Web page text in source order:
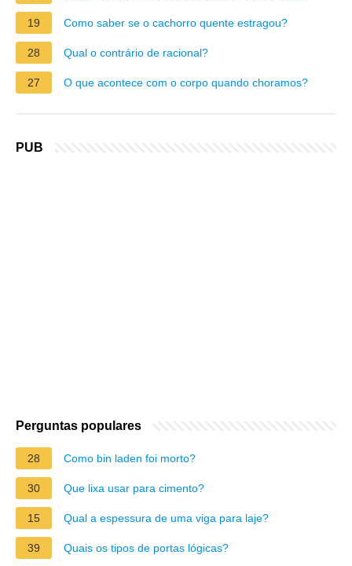
19 Como saber se o cachorro quente estragou?
28 Qual o contrário de racional?
27 O que acontece com o corpo quando choramos?
PUB
Perguntas populares
28 Como bin laden foi morto?
30 Que lixa usar para cimento?
15 Qual a espessura de uma viga para laje?
39 Quais os tipos de portas lógicas?